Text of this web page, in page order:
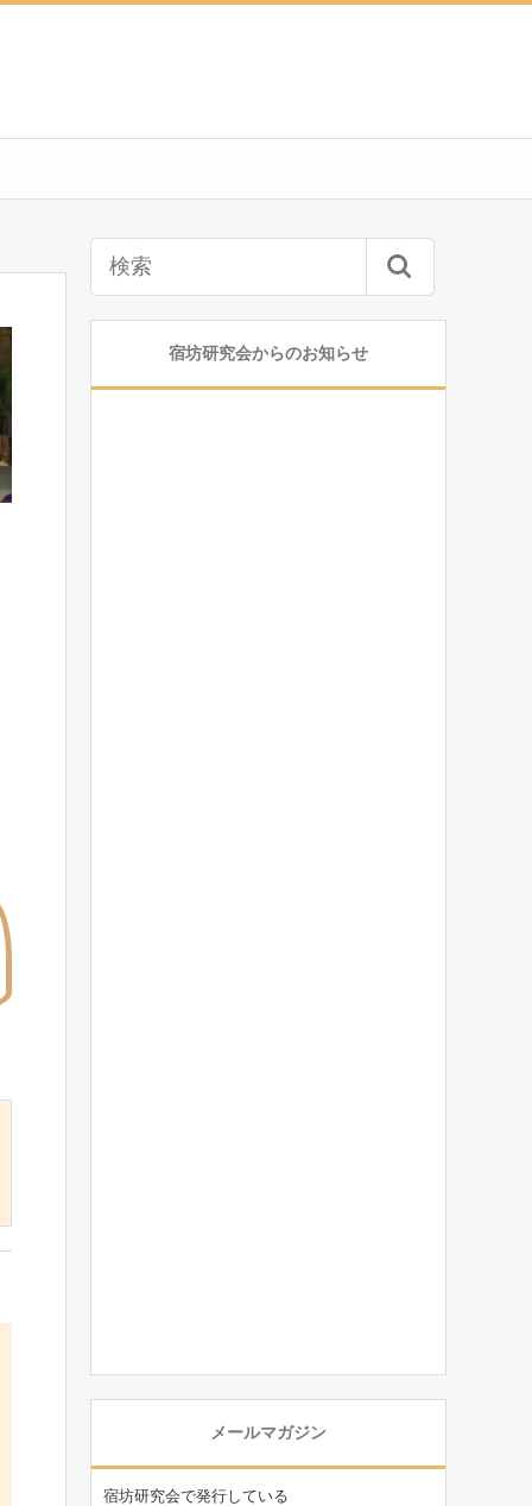
宿坊研究会からのお知らせ
メールマガジン
宿坊研究会で発行している